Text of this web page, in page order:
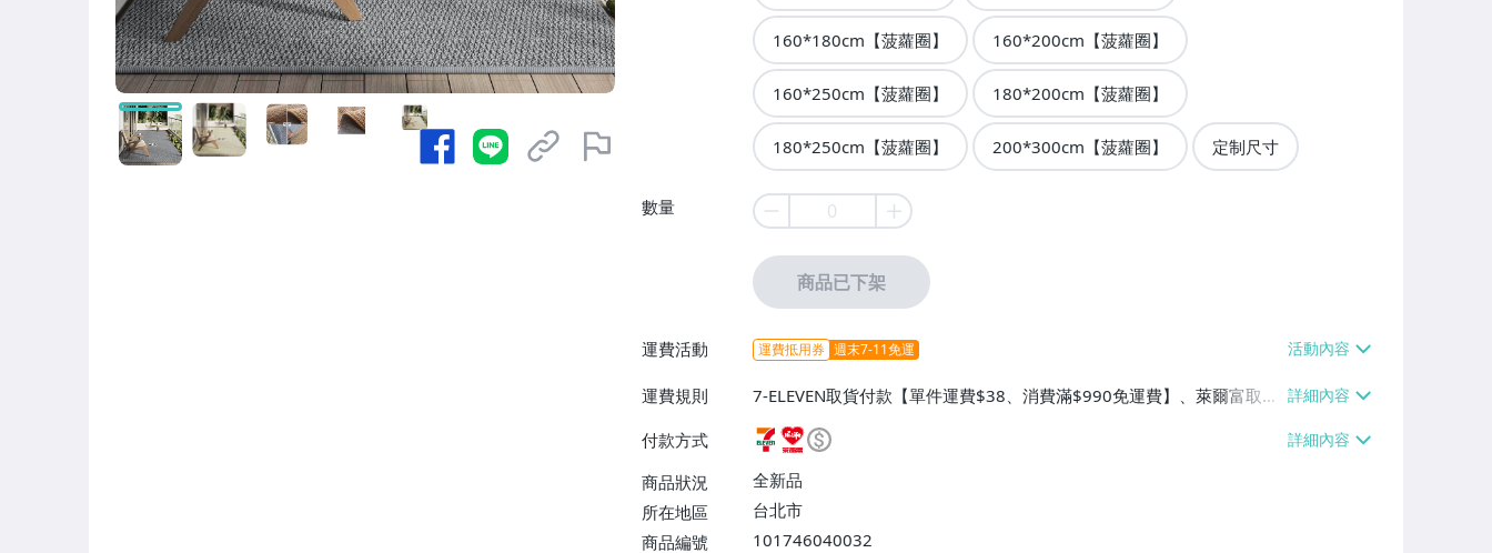
160*180cm【菠蘿圈】 160*200cm【菠蘿圈】
160*250cm【菠蘿圈】 180*200cm【菠蘿圈】
180*250cm【菠蘿圈】 200*300cm【菠蘿圈】 定制尺寸
數量
商品已下架
運費活動 運費抵用券 週末7-11免運
運費規則
7-ELEVEN取貨付款【單件運費$38、消費滿$990免運費】、萊爾富取貨
付款【單件運費$60、消費滿$990免運費】
付款方式
商品狀況
全新品
所在地區
台北市
商品編號
101746040032